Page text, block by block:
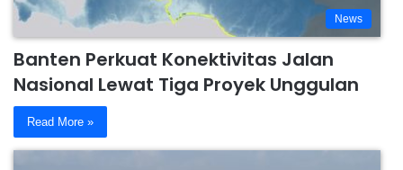
News
Banten Perkuat Konektivitas Jalan
Nasional Lewat Tiga Proyek Unggulan
Read More »